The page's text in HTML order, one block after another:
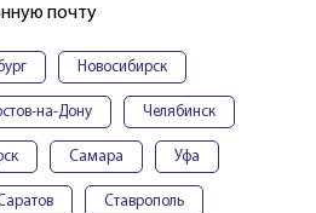
почту
Новосибирск
на-Дону Челябинск
Самара Уфа
Ставрополь